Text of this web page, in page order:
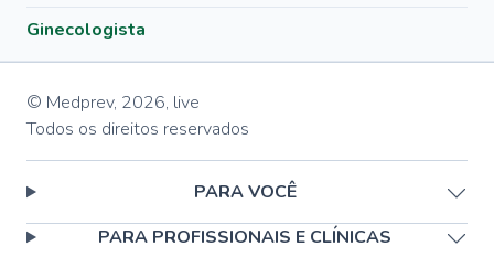
Ginecologista
© Medprev, 2026, live
Todos os direitos reservados
PARA VOCÊ
PARA PROFISSIONAIS E CLÍNICAS